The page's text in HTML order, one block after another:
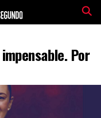
Por